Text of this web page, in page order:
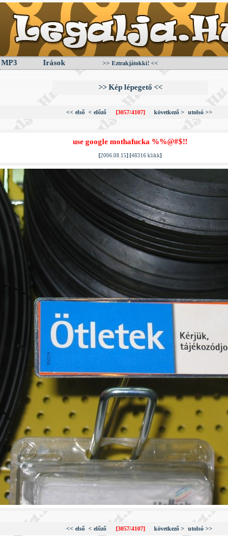
MP3 Irások >> Eztrakjátokki! <<
>> Kép lépegető <<
<< első < előző [3057/4107] következő > utolsó >>
use google mothafucka %%@#$!!
[2006.08.15] [48316 klikk]
<< első < előző [3057/4107] következő > utolsó >>